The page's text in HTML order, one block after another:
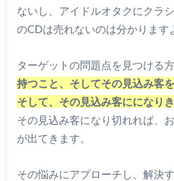
ないし、アイドルオタクにクラ
のCDは売れないのは分かります
ターゲットの問題点を見つける方
持つこと、そしてその見込み客
そして、その見込み客にになり
その見込み客になり切れれば、
が出てきます。
その悩みにアプローチし、解決